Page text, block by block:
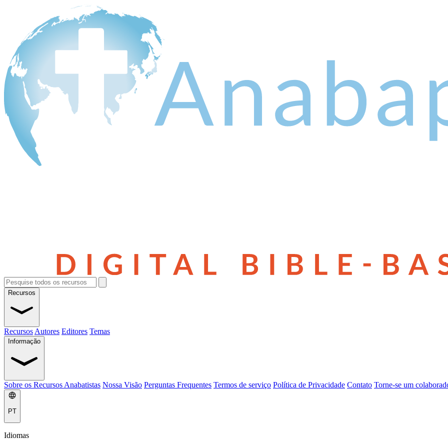
Recursos
Recursos Autores Editores Temas
Informação
Sobre os Recursos Anabatistas Nossa Visão Perguntas Frequentes Termos de serviço Política de Privacidade Contato Torne-se um
PT
Idiomas